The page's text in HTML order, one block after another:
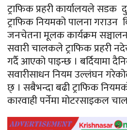
ट्राफिक प्रहरी कार्यालयले सडक
ट्राफिक नियमको पालना गराउन
जनचेतना मूलककार्यक्रम
सवारी चालकले ट्राफिक प्रहरी
गर्दै आएकोपाइन्छ । बर्दियामा
सवारीसाधन नियमउल्लंघन
छ् । सबैभन्दा बढी ट्राफिक
कारवाहीपर्नेमा मोटरसाइकल